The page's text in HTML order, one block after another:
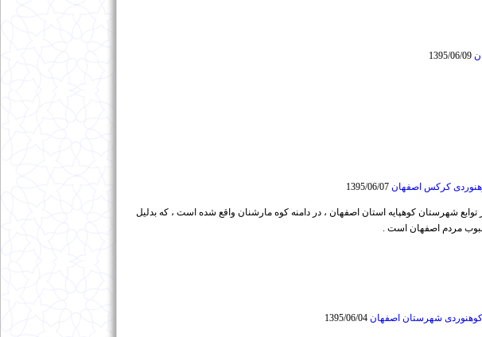
1395/06/09
کرکس اصفهان 1395/06/07
شهرستان کوهپایه استان اصفهان ، در دامنه کوه مارشنان واقع شده است ، که بدلیل
مردم اصفهان است .
کوهنوردی شهرستان اصفهان 1395/06/04